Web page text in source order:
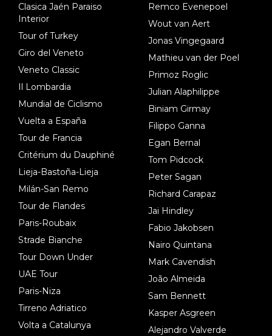
Clasica Jaén Paraiso
Interior
Tour of Turkey
Giro del Veneto
Veneto Classic
Il Lombardia
Mundial de Ciclismo
Vuelta a España
Tour de Francia
Critérium du Dauphiné
Lieja-Bastoña-Lieja
Milán-San Remo
Tour de Flandes
Paris-Roubaix
Strade Bianche
Tour Down Under
UAE Tour
Paris-Niza
Tirreno Adriatico
Volta a Catalunya
Remco Evenepoel
Wout van Aert
Jonas Vingegaard
Mathieu van der Poel
Primoz Roglic
Julian Alaphilippe
Biniam Girmay
Filippo Ganna
Egan Bernal
Tom Pidcock
Peter Sagan
Richard Carapaz
Jai Hindley
Fabio Jakobsen
Nairo Quintana
Mark Cavendish
João Almeida
Sam Bennett
Kasper Asgreen
Alejandro Valverde